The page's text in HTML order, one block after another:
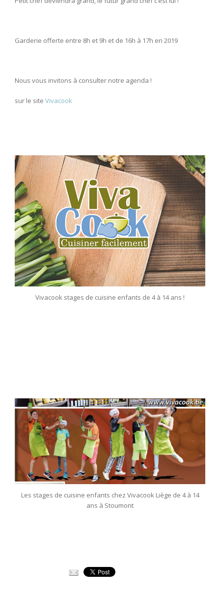
Garderie offerte entre 8h et 9h et de 16h à 17h en 2019
Nous vous invitons à consulter notre agenda !
sur le site Vivacook
Vivacook stages de cuisine enfants de 4 à 14 ans !
Les stages de cuisine enfants chez Vivacook Liège de 4 à 14
ans à Stoumont